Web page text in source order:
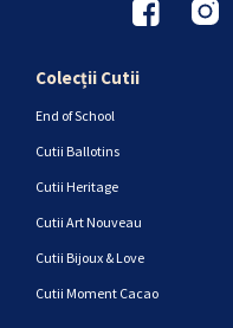
Colecții Cutii
End of School
Cutii Ballotins
Cutii Heritage
Cutii Art Nouveau
Cutii Bijoux & Love
Cutii Moment Cacao